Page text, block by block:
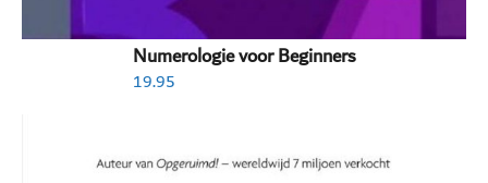
Numerologie voor Beginners
19.95